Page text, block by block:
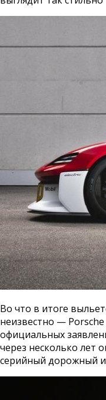
Во что в итоге
неизвестно — Porsche
официальных
через несколько лет
серийный дорожный